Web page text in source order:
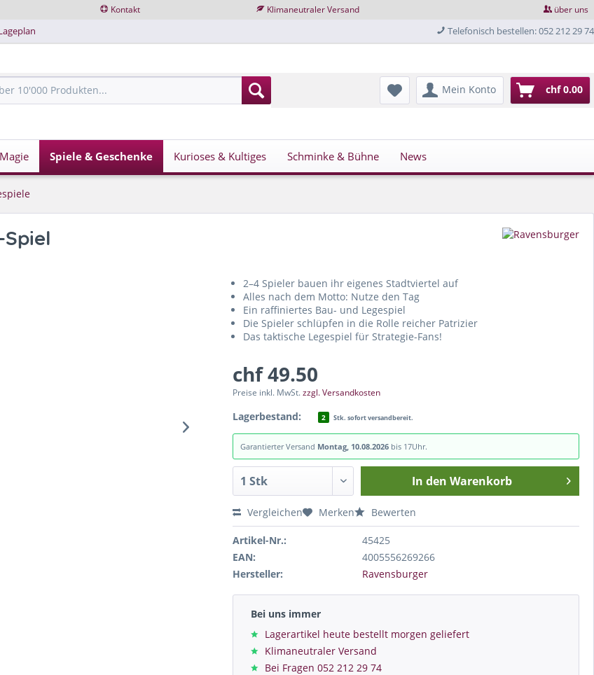
Kontakt Klimaneutraler Versand über uns
Telefonisch bestellen: 052 212 29 74
Mein Konto chf 0.00
Spiele & Geschenke Kurioses & Kultiges Schminke & Bühne News
2–4 Spieler bauen ihr eigenes Stadtviertel auf
Alles nach dem Motto: Nutze den Tag
Ein raffiniertes Bau- und Legespiel
Die Spieler schlüpfen in die Rolle reicher Patrizier
Das taktische Legespiel für Strategie-Fans!
chf 49.50
Preise inkl. MwSt.zzgl. Versandkosten
Lagerbestand: 2 Stk. sofort versandbereit.
Garantierter Versand Montag, 10.08.2026 bis 17Uhr.
In den Warenkorb
Vergleichen Merken Bewerten
Artikel-Nr.:
45425
EAN:
4005556269266
Hersteller:
Ravensburger
Bei uns immer
Lagerartikel heute bestellt morgen geliefert
Klimaneutraler Versand
Bei Fragen 052 212 29 74